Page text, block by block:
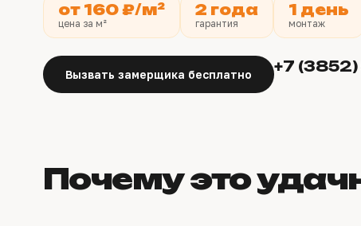
от 160 ₽/м²
цена за м²
2 года
гарантия
1 день
монтаж
Вызвать замерщика бесплатно +7
Почему это